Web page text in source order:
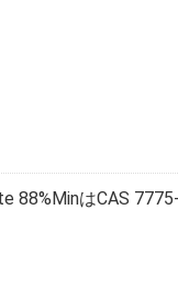
88%MinはCAS